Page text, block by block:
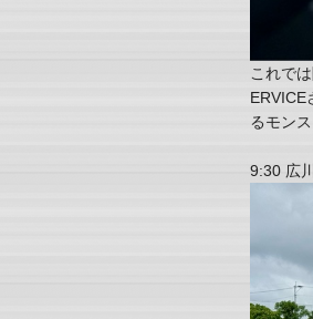
これで
ERVICE
るモン
9:30 広